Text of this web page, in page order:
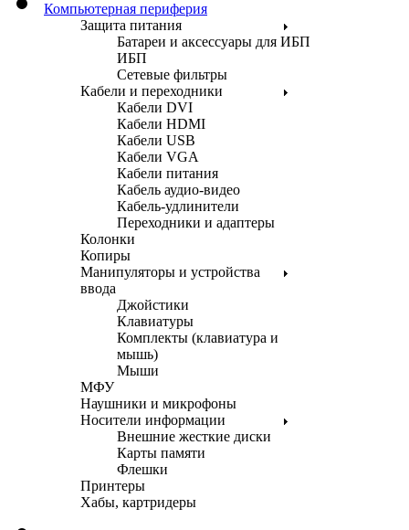
Компьютерная периферия
Защита питания
Батареи и аксессуары для ИБП
ИБП
Сетевые фильтры
Кабели и переходники
Кабели DVI
Кабели HDMI
Кабели USB
Кабели VGA
Кабели питания
Кабель аудио-видео
Кабель-удлинители
Переходники и адаптеры
Колонки
Копиры
Манипуляторы и устройства
ввода
Джойстики
Клавиатуры
Комплекты (клавиатура и
мышь)
Мыши
МФУ
Наушники и микрофоны
Носители информации
Внешние жесткие диски
Карты памяти
Флешки
Принтеры
Хабы, картридеры